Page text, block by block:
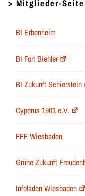
> Mitglieder-
BI Erbenheim
BI Fort Biehler
BI Zukunft Schierstein
Cyperus 1901 e.V.
FFF Wiesbaden
Grüne Zukunft
Infoladen Wiesbaden